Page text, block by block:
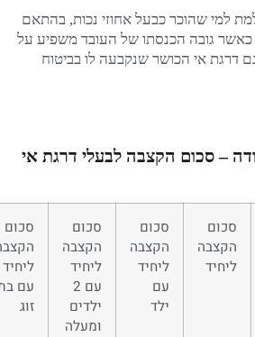
למי שהוכר כבעל אחוזי נכות, בהתאם
כאשר גובה הכנסתו של העובד משפיע על
דרגת אי הכושר שנקבעה לו בביטוח
– סכום הקצבה לבעלי דרגת אי
סכום
הקצבה
ליחיד
סכום
הקצבה
ליחיד
עם
ילד
סכום
הקצבה
ליחיד
עם 2
ילדים
ומעלה
סכום
ליחיד
עם
זוג